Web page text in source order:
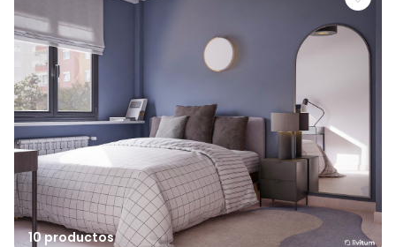
10 productos